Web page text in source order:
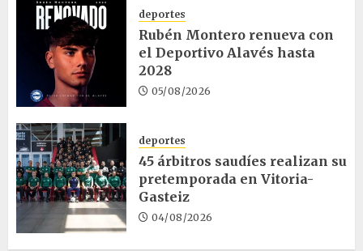
deportes
Rubén Montero renueva con
el Deportivo Alavés hasta
2028
05/08/2026
deportes
45 árbitros saudíes realizan su
pretemporada en Vitoria-
Gasteiz
04/08/2026